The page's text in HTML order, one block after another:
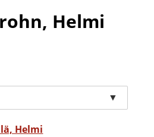
Helmi
▼
Helmi